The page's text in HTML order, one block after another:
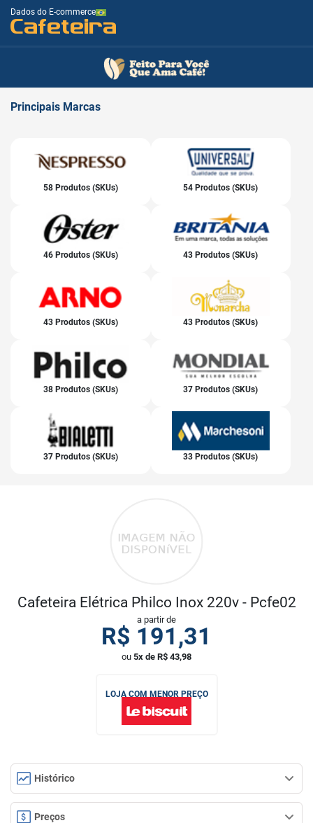
Dados do E-commerce
Cafeteira
Principais Marcas
58 Produtos (SKUs) 54 Produtos (SKUs)
46 Produtos (SKUs) 43 Produtos (SKUs)
43 Produtos (SKUs) 43 Produtos (SKUs)
38 Produtos (SKUs) 37 Produtos (SKUs)
37 Produtos (SKUs) 33 Produtos (SKUs)
Cafeteira Elétrica Philco Inox 220v - Pcfe02
a partir de
R$ 191,31
ou 5x de R$ 43,98
LOJA COM MENOR PREÇO
Histórico
Preços